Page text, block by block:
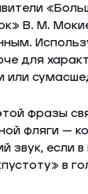
В. М.
для
или
фразы
фляги —
звук, если в
в